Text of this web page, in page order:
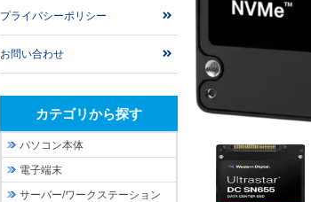
プライバシーポリシー
お問い合わせ
カテゴリから探す
パソコン本体
電子端末
サーバー/ワークステーション